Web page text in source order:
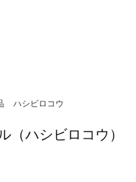
ハシビロコウ
（ハシビロコウ）